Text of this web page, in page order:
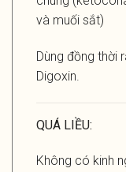
và muối sắt)
Dùng đồng thời
Digoxin.
QUÁ LIỀU:
Không có kinh